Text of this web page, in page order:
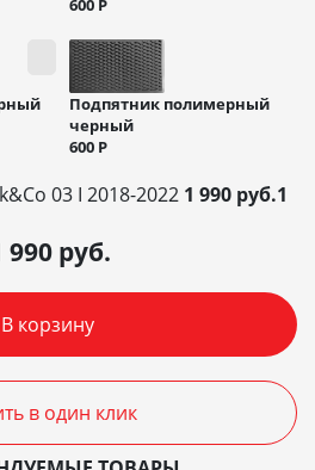
600 Р
Подпятник полимерный
черный
600 Р
03 I 2018-2022 1 990 руб.1
990 руб.
В корзину
в один клик